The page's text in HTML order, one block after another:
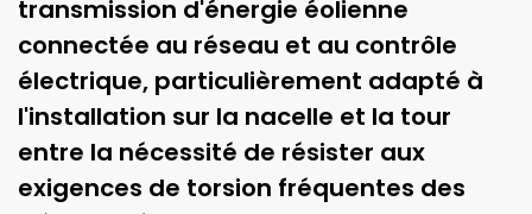
transmission d'énergie éolienne
connectée au réseau et au contrôle
électrique, particulièrement adapté à
l'installation sur la nacelle et la tour
entre la nécessité de résister aux
exigences de torsion fréquentes des